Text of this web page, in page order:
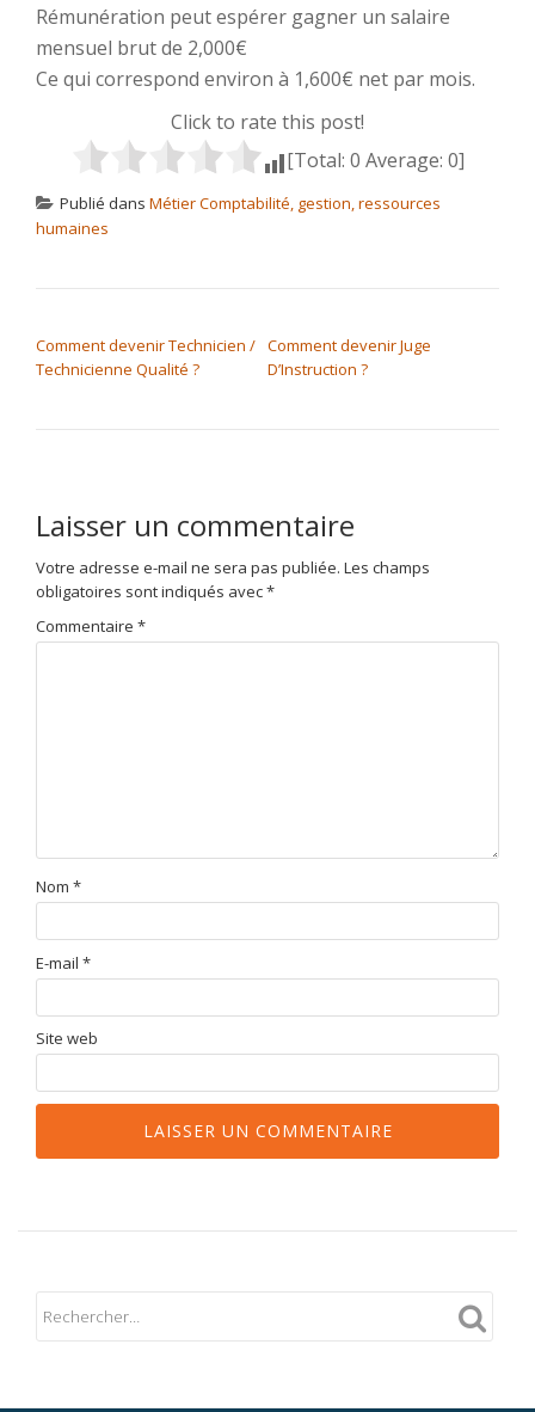
Rémunération peut espérer gagner un salaire
mensuel brut de 2,000€
Ce qui correspond environ à 1,600€ net par mois.
Click to rate this post!
[Total: 0 Average: 0]
Publié dans Métier Comptabilité, gestion, ressources
humaines
Comment devenir Technicien /
Technicienne Qualité ?
Comment devenir Juge
D’Instruction ?
Laisser un commentaire
Votre adresse e-mail ne sera pas publiée. Les champs
obligatoires sont indiqués avec*
Commentaire *
Nom *
E-mail *
Site web